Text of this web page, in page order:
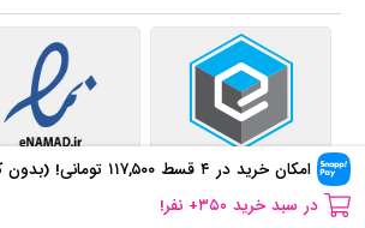
امکان خرید در ۴ قسط ۱۱۷,۵۰۰ تومانی! (بدون
در سبد خرید۳۵۰
۳+ نظر برای این محصول ثبت شده!
در سبد خرید ۳۵۰+ نفر!